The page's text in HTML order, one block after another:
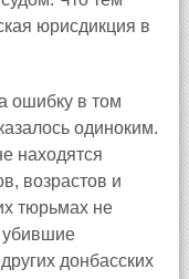
юрисдикция в
ошибку в том
одиноким.
находятся
возрастов и
тюрьмах не
убившие
донбасских